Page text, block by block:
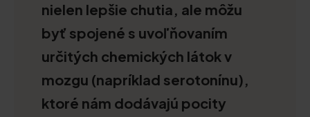
nielen lepšie chutia, ale môžu
byť spojené s uvoľňovaním
určitých chemických látok v
mozgu (napríklad serotonínu),
ktoré nám dodávajú pocity